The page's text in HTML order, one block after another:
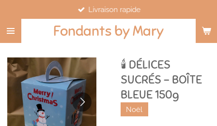
contenu
principal
Fondants by Mary
Livraison rapide
🕯️ DÉLICES
SUCRÉS – BOÎTE
BLEUE 150g
Noël